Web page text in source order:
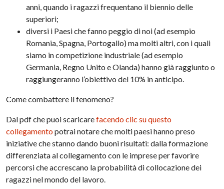
anni, quando i ragazzi frequentano il biennio delle
superiori;
diversi i Paesi che fanno peggio di noi (ad esempio
Romania, Spagna, Portogallo) ma molti altri, con i quali
siamo in competizione industriale (ad esempio
Germania, Regno Unito e Olanda) hanno già raggiunto o
raggiungeranno l’obiettivo del 10% in anticipo.
Come combattere il fenomeno?
Dal pdf che puoi scaricarefacendo clic su questo
collegamentopotrai notare che molti paesi hanno preso
iniziative che stanno dando buoni risultati: dalla formazione
differenziata al collegamento con le imprese per favorire
percorsi che accrescano la probabilità di collocazione dei
ragazzi nel mondo del lavoro.